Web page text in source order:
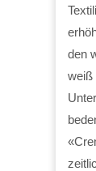
den
weiß